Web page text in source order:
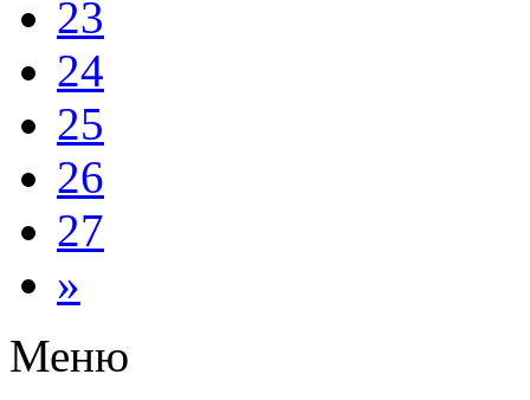
23
24
25
26
27
»
Меню